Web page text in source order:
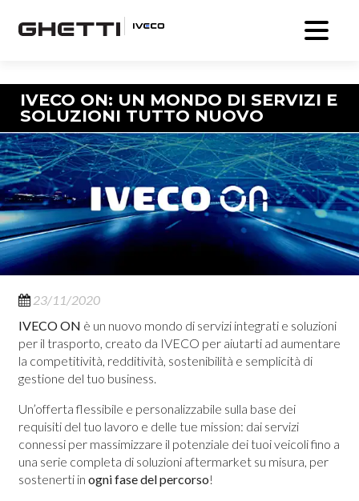
IVECO ON: UN MONDO DI SERVIZI E
SOLUZIONI TUTTO NUOVO
23/11/2020
IVECO ON è un nuovo mondo di servizi integrati e soluzioni
per il trasporto, creato da IVECO per aiutarti ad aumentare
la competitività, redditività, sostenibilità e semplicità di
gestione del tuo business.
Un’offerta flessibile e personalizzabile sulla base dei
requisiti del tuo lavoro e delle tue mission: dai servizi
connessi per massimizzare il potenziale dei tuoi veicoli fino a
una serie completa di soluzioni aftermarket su misura, per
sostenerti in ogni fase del percorso!
Navigazione articolo